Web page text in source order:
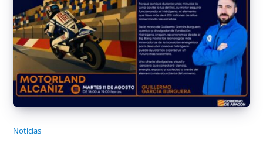
Noticias